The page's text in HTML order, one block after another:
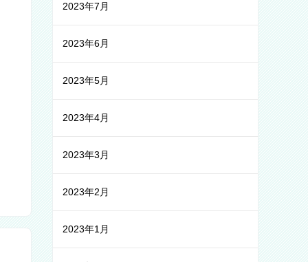
2023年7月
2023年6月
2023年5月
2023年4月
2023年3月
2023年2月
2023年1月